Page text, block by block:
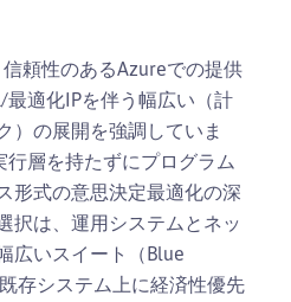
頼性のあるAzureでの提供
最適化IPを伴う幅広い（計
）の展開を強調していま
層を持たずにプログラム
形式の意思決定最適化の深
択は、運用システムとネッ
広いスイート（Blue
存システム上に経済性優先